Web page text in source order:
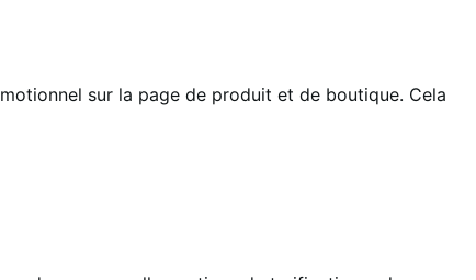
sur la page de produit et de boutique. Cela